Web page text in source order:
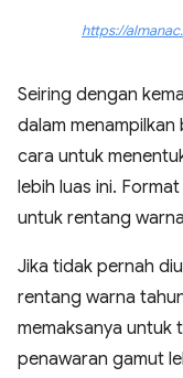
https://
Seiring dengan
dalam menampilkan
cara untuk
lebih luas ini.
untuk rentang
Jika tidak pernah
rentang warna
memaksanya untuk
penawaran gamut